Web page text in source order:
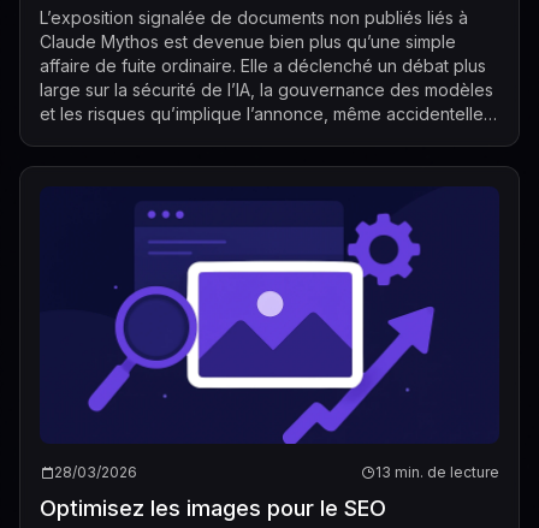
L’exposition signalée de documents non publiés liés à
Claude Mythos est devenue bien plus qu’une simple
affaire de fuite ordinaire. Elle a déclenché un débat plus
large sur la sécurité de l’IA, la gouvernance des modèles
et les risques qu’implique l’annonce, même accidentelle,
28/03/2026 13 min. de lecture
Optimisez les images pour le SEO